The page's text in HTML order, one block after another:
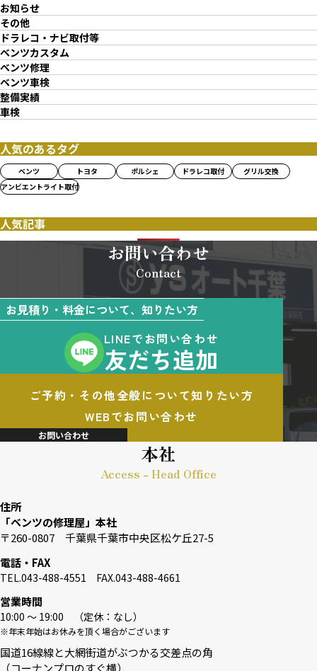
お知らせ
その他
ドラレコ・ナビ取付等
ベンツカスタム
ベンツ修理
ベンツ車検
整備実績
車検
人気のあるタグ
ベンツ トヨタ ポルシェ ドラレコ取付
グリル交換
アンビエントライト取付
人気記事
お問い合わせ
Contact
お見積り・料金について、知りたい方
LINEでお問い合わせ
友だち追加
ご予約・その他全般について知りたい方
WEBでお問い合わせ
お問い合わせ
本社
Access - Head Office
住所
「ベンツの修理屋」本社
〒260-0807 千葉県千葉市中央区松ケ丘27-5
電話・FAX
TEL.043-488-4551 FAX.043-488-4661
営業時間
10:00 〜 19:00 （定休：なし）
※年末年始はお休みを頂く場合がございます
国道16線線と大網街道がぶつかる交差点の角
（コーナンプロのすぐ横）